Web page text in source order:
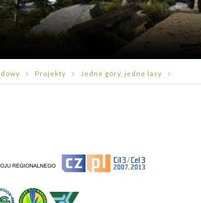
Projekty Jedne góry, jedne lasy